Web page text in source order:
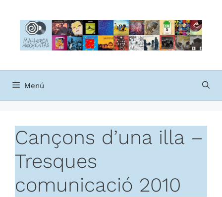
contenido
Menú
Cançons d’una illa –
Tresques
comunicació 2010